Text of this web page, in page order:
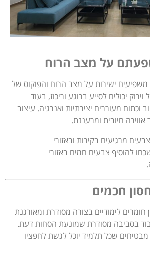
ישירות על מצב הרוח והפוקוס של
יכולים לסייע ברוגע וריכוז, בעוד
מעוררים יצירתיות ואנרגיה. עיצוב
אווירה חיובית ומרעננת.
מרגיעים בקירות ובאזורי
להוסיף צבעים חמים באזורי
לימודיים בצורה מסודרת ומאורגנת
בסביבה מסודרת שמונעת הסחות דעת.
מבטיחים שכל תלמיד יוכל לגשת לחפציו